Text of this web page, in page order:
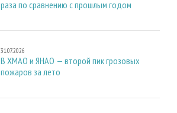
раза по сравнению с прошлым годом
31.07.2026
В ХМАО и ЯНАО — второй пик грозовых
пожаров за лето